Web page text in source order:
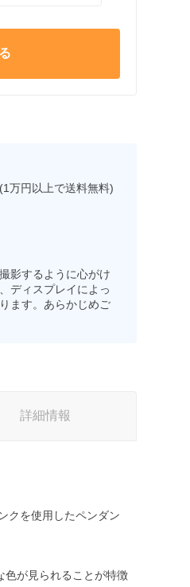
万円以上で送料無料)
影するように心がけ
ディスプレイによっ
ます。あらかじめご
詳細情報
クを使用したペンダン
色が見られることが特徴